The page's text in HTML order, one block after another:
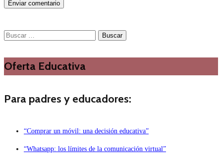
Buscar:
Oferta Educativa
Para padres y educadores:
“Comprar un móvil: una decisión educativa”
“Whatsapp: los límites de la comunicación virtual”